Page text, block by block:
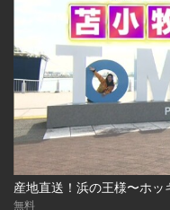
無料